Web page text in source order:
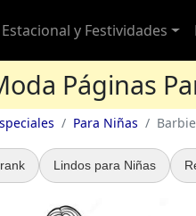
Estacional y Festividades
Páginas
Para Niñas
Lindos para Niñas